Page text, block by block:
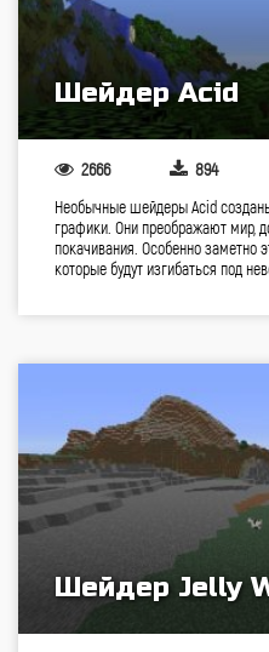
Шейдер Acid
2666 894
Необычные шейдеры Acid
графики. Они преображают мир,
покачивания. Особенно заметно
которые будут изгибаться под
Шейдер Jelly